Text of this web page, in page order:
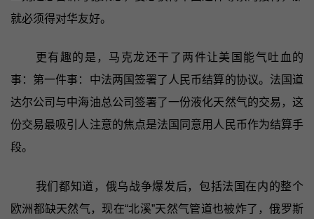
就必须得对华友好。
更有趣的是，马克龙还干了两件让美国能气吐血的
事：第一件事：中法两国签署了人民币结算的协议。法国道
达尔公司与中海油总公司签署了一份液化天然气的交易，这
份交易最吸引人注意的焦点是法国同意用人民币作为结算手
段。
我们都知道，俄乌战争爆发后，包括法国在内的整个
欧洲都缺天然气，现在“北溪”天然气管道也被炸了，俄罗斯